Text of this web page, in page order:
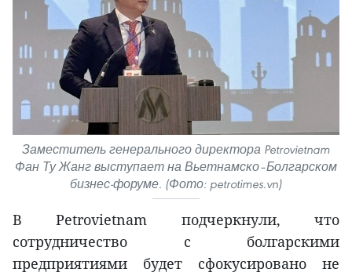
Заместитель генерального директора Petrovietnam
Фан Ту Жанг выступает на Вьетнамско–Болгарском
бизнес-форуме. (Фото: petrotimes.vn)
В Petrovietnam подчеркнули, что
сотрудничество с болгарскими
предприятиями будет сфокусировано не